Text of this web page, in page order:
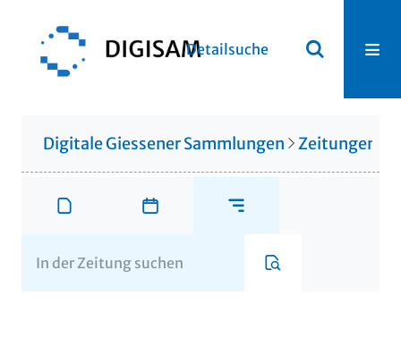
Detailsuche
Digitale Giessener Sammlungen Zeitungen